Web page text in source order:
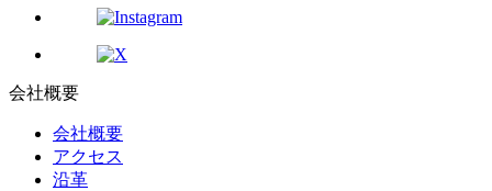
会社概要
会社概要
アクセス
沿革